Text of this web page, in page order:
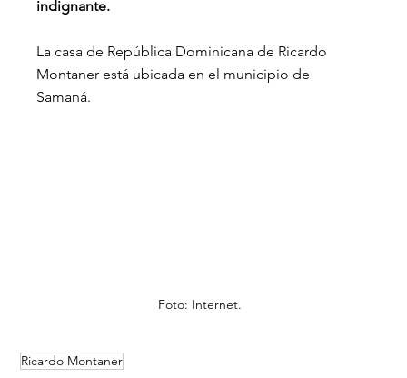
indignante.
La casa de República Dominicana de Ricardo
Montaner está ubicada en el municipio de
Samaná.
Foto: Internet.
Ricardo Montaner